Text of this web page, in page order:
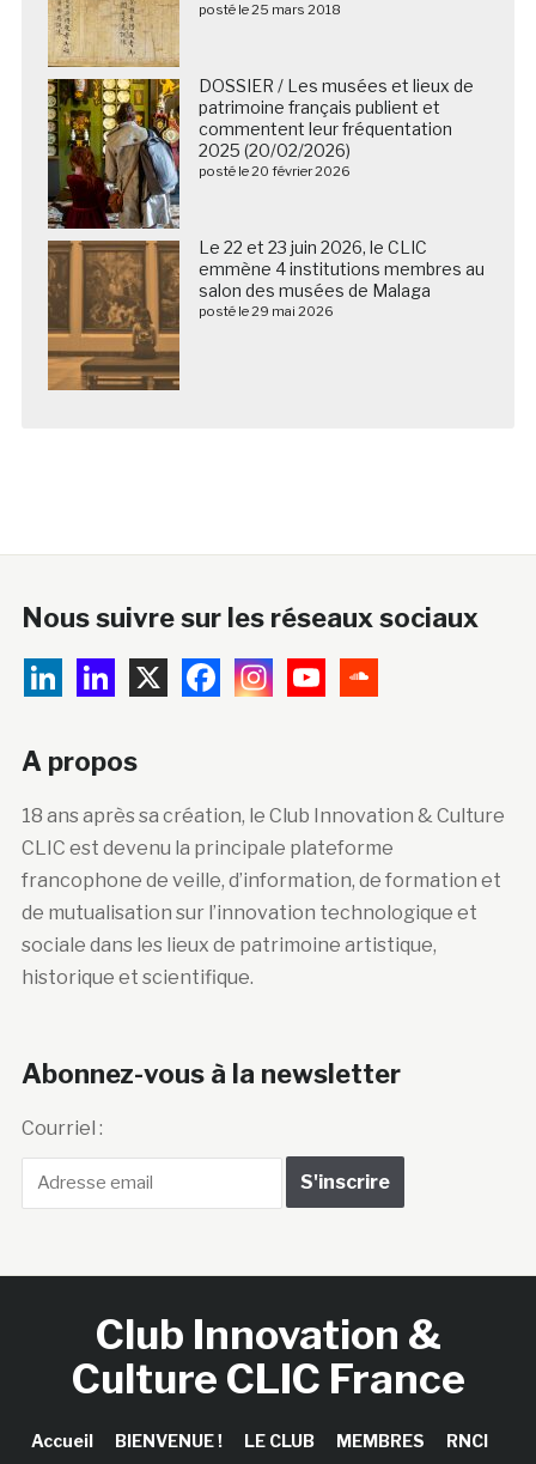
posté le 25 mars 2018
DOSSIER / Les musées et lieux de
patrimoine français publient et
commentent leur fréquentation
2025 (20/02/2026)
posté le 20 février 2026
Le 22 et 23 juin 2026, le CLIC
emmène 4 institutions membres au
salon des musées de Malaga
posté le 29 mai 2026
Nous suivre sur les réseaux sociaux
A propos
18 ans après sa création, le Club Innovation & Culture
CLIC est devenu la principale plateforme
francophone de veille, d’information, de formation et
de mutualisation sur l’innovation technologique et
sociale dans les lieux de patrimoine artistique,
historique et scientifique.
Abonnez-vous à la newsletter
Courriel :
Club Innovation &
Culture CLIC France
Accueil BIENVENUE ! LE CLUB MEMBRES
RNCI